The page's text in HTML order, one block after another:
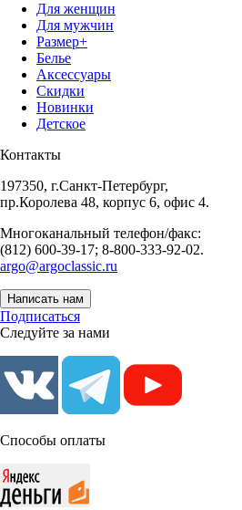
Для женщин
Для мужчин
Размер+
Белье
Аксессуары
Скидки
Новинки
Детское
Контакты
197350, г.Санкт-Петербург,
пр.Королева 48, корпус 6, офис 4.
Многоканальный телефон/факс:
(812) 600-39-17; 8-800-333-92-02.
argo@argoclassic.ru
Написать нам
Подписаться
Следуйте за нами
Способы оплаты